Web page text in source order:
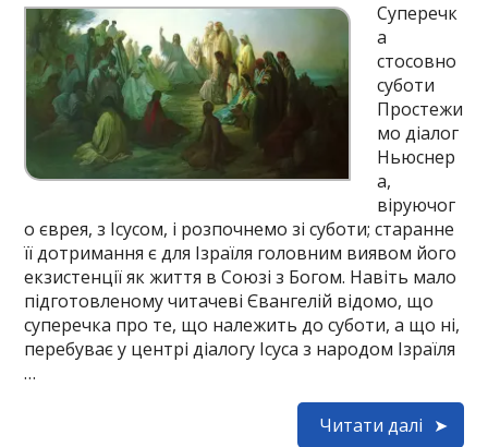
Суперечк
а
стосовно
суботи
Простежи
мо діалог
Ньюснер
а,
віруючог
о єврея, з Ісусом, і розпочнемо зі суботи; старанне
її дотримання є для Ізраїля головним виявом його
екзистенції як життя в Союзі з Богом. Навіть мало
підготовленому читачеві Євангелій відомо, що
суперечка про те, що належить до суботи, а що ні,
перебуває у центрі діалогу Ісуса з народом Ізраїля
…
Читати далі